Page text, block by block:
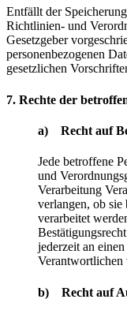
Entfällt der
Richtlinien- und
Gesetzgeber
personenbezogenen
gesetzlichen
7. Rechte der
a) Recht auf
Jede betroffene
und
Verarbeitung
verlangen, ob sie
verarbeitet
jederzeit an
Verantwortlichen
b) Recht auf